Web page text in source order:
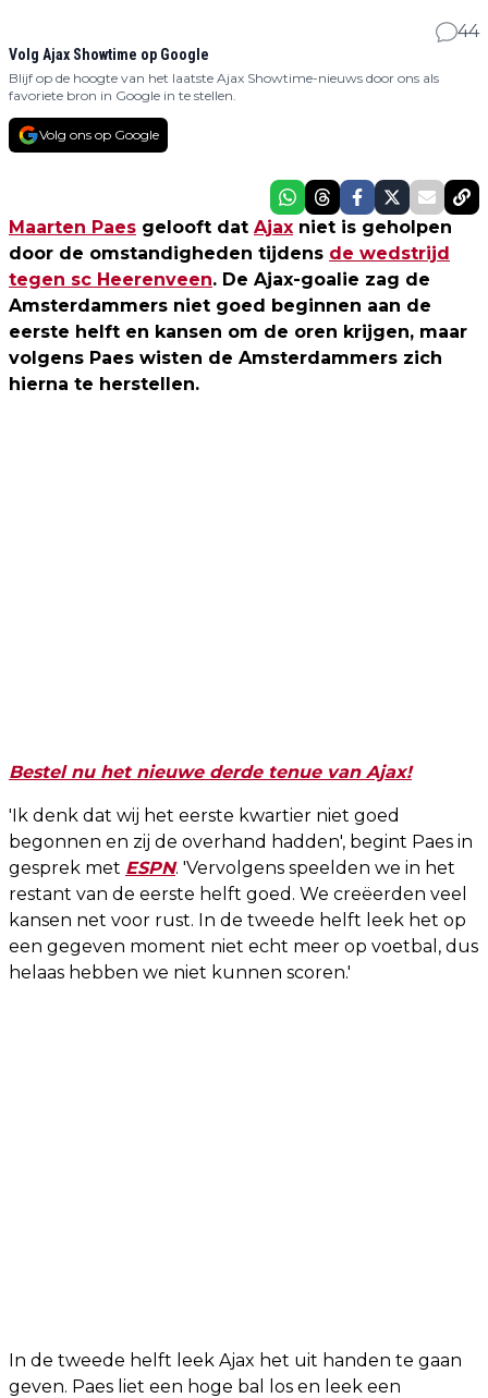
44
Volg Ajax Showtime op Google
Blijf op de hoogte van het laatste Ajax Showtime-nieuws door ons als
favoriete bron in Google in te stellen.
Volg ons op Google
Maarten Paes gelooft dat Ajax niet is geholpen
door de omstandigheden tijdens de wedstrijd
tegen sc Heerenveen. De Ajax-goalie zag de
Amsterdammers niet goed beginnen aan de
eerste helft en kansen om de oren krijgen, maar
volgens Paes wisten de Amsterdammers zich
hierna te herstellen.
Bestel nu het nieuwe derde tenue van Ajax!
'Ik denk dat wij het eerste kwartier niet goed
begonnen en zij de overhand hadden', begint Paes in
gesprek met ESPN. 'Vervolgens speelden we in het
restant van de eerste helft goed. We creëerden veel
kansen net voor rust. In de tweede helft leek het op
een gegeven moment niet echt meer op voetbal, dus
helaas hebben we niet kunnen scoren.'
In de tweede helft leek Ajax het uit handen te gaan
geven. Paes liet een hoge bal los en leek een